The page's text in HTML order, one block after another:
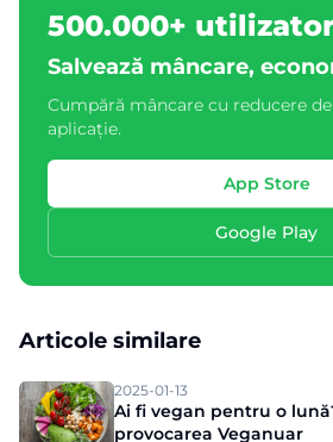
500.000+
Salvează mâncare,
Cumpără mâncare cu reducere
aplicație.
App Store
Google Play
Articole similare
2025-01-13
Ai fi vegan pentru o
provocarea Veganuar